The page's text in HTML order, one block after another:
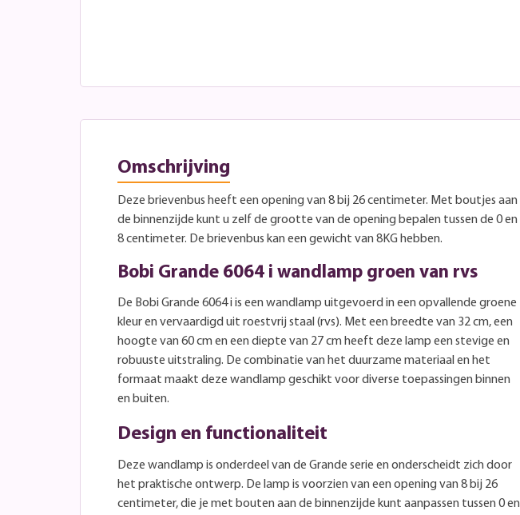
Omschrijving
Deze brievenbus heeft een opening van 8 bij 26 centimeter. Met boutjes aan
de binnenzijde kunt u zelf de grootte van de opening bepalen tussen de 0 en
8 centimeter. De brievenbus kan een gewicht van 8KG hebben.
Bobi Grande 6064 i wandlamp groen van rvs
De Bobi Grande 6064 i is een wandlamp uitgevoerd in een opvallende groene
kleur en vervaardigd uit roestvrij staal (rvs). Met een breedte van 32 cm, een
hoogte van 60 cm en een diepte van 27 cm heeft deze lamp een stevige en
robuuste uitstraling. De combinatie van het duurzame materiaal en het
formaat maakt deze wandlamp geschikt voor diverse toepassingen binnen
en buiten.
Design en functionaliteit
Deze wandlamp is onderdeel van de Grande serie en onderscheidt zich door
het praktische ontwerp. De lamp is voorzien van een opening van 8 bij 26
centimeter, die je met bouten aan de binnenzijde kunt aanpassen tussen 0 en